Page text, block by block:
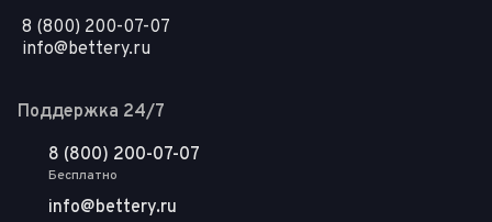
8 (800) 200-07-07
info@bettery.ru
Поддержка 24/7
8 (800) 200-07-07
Бесплатно
info@bettery.ru